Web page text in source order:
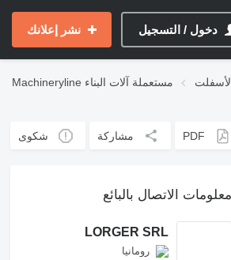
دخول / التسجيل نشر إعلانك
Machineryline مستعملة آلات البناء
PDF مشاركة شكوى
معلومات الاتصال بالبائع
LORGER SRL
رومانيا